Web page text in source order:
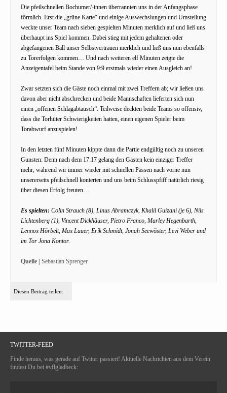
Die pfeilschnellen Bochumer/-innen überrannten uns in der Anfangsphase
förmlich. Erst die „grüne Karte“ und einige Auswechslungen und Umstellung
weckte unser Team nach sieben gespielten Minuten merklich auf und ließ uns
überhaupt ins Spiel kommen. Dabei stieg mit jedem gehaltenen oder
abgefangenen Ball unser Selbstvertrauen merklich und ließ uns nun ebenfalls
zu Torerfolgen kommen… Und nach weiteren elf Minuten zeigte die
Anzeigentafel beim Stande von 9:9 erstmals wieder einen Ausgleich an!
Zwar setzten sich die Gäste noch einmal mit zwei Treffern ab; wir ließen uns
davon aber nicht abschrecken und beide Mannschaften lieferten sich nun
einen „offenen Schlagabtausch“. Teilweise deckten beide Teams so offensiv,
dass die Torhüter Schwierigkeiten hatten, einen eigenen Spieler beim
Torabwurf anzuspielen!
In den letzten fünf Minuten kippte dann die Partie endgültig noch zu unseren
Gunsten: Denn nach dem 17:17 gelang den Gästen kein einziger Treffer
mehr, während wir immer wieder mit schnellen Pässen nach vorne nun
unsererseits pfeilschnell konterten und uns beim Schlusspfiff natürlich riesig
über diesen Erfolg freuten…
Es spielten: Colin Strauch (8), Linus Abramczyk, Khalil Guizani (je 6), Nils
Lichtenberg (1), Vincent Dickhäuser, Pietro Franco, Marley Hegenbarth,
Lennox Hörbelt, Max Lauer, Erik Schmidt, Jonah Seewöster, Levi Weber und
im Tor Jona Kontor.
Quelle | Sebastian Sprenger
Diesen Beitrag teilen:
TWITTER-FEED
Finde heraus, was gerade auf Twitter passiert! Aktuelle Nachrichten aus dem Verein
findest Du bei #vflgladbeck: